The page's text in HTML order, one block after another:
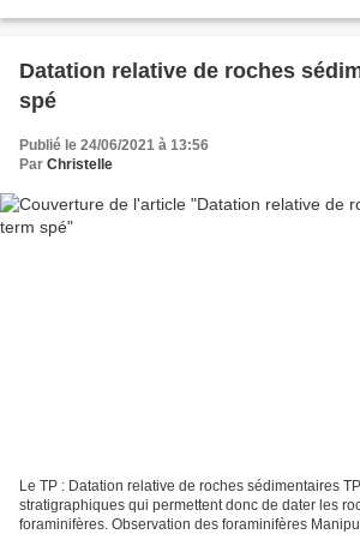
Datation relative de roches
spé
Publié le 24/06/2021 à 13:56
Par Christelle
Le TP : Datation relative de roches sédimentaires
stratigraphiques qui permettent donc de dater les
foraminifères. Observation des foraminifères